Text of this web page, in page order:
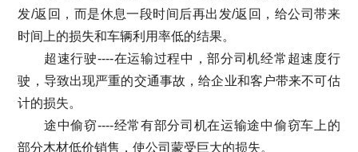
发/返回，而是休息一段时间后再出发/返回，给公司带来
时间上的损失和车辆利用率低的结果。
超速行驶----在运输过程中，部分司机经常超速度行
驶，导致出现严重的交通事故，给企业和客户带来不可估
计的损失。
途中偷窃----经常有部分司机在运输途中偷窃车上的
部分木材低价销售，使公司蒙受巨大的损失。